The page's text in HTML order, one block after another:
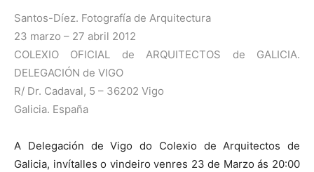
Santos-Díez. Fotografía de Arquitectura
23 marzo – 27 abril 2012
COLEXIO OFICIAL de ARQUITECTOS de GALICIA.
DELEGACIÓN de VIGO
R/ Dr. Cadaval, 5 – 36202 Vigo
Galicia. España
A Delegación de Vigo do Colexio de Arquitectos de
Galicia, invítalles o vindeiro venres 23 de Marzo ás 20:00